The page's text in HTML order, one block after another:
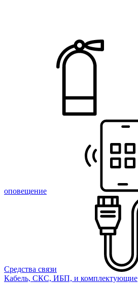
оповещение
Средства связи
Кабель, СКС, ИБП, и комплектующие